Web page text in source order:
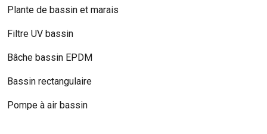
Plante de bassin et marais
Filtre UV bassin
Bâche bassin EPDM
Bassin rectangulaire
Pompe à air bassin